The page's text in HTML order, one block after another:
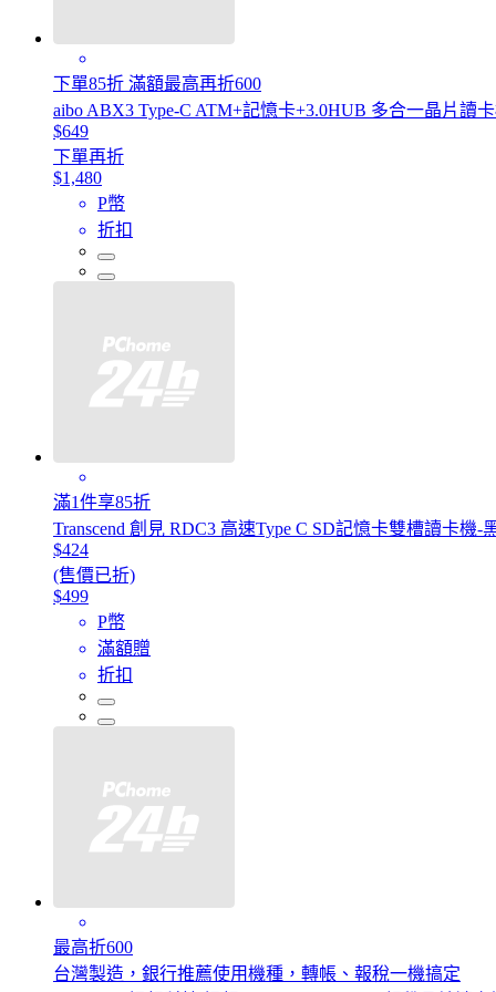
下單85折 滿額最高再折600
aibo ABX3 Type-C ATM+記憶卡+3.0HUB 多合一晶片讀
$649
下單再折
$1,480
P幣
折扣
滿1件享85折
Transcend 創見 RDC3 高速Type C SD記憶卡雙槽讀卡機-
$424
(售價已折)
$499
P幣
滿額贈
折扣
最高折600
台灣製造，銀行推薦使用機種，轉帳、報稅一機搞定